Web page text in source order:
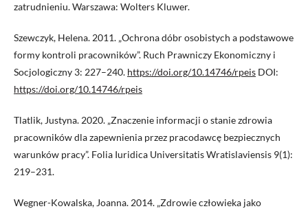
zatrudnieniu. Warszawa: Wolters Kluwer.
Szewczyk, Helena. 2011. „Ochrona dóbr osobistych a podstawowe
formy kontroli pracowników”. Ruch Prawniczy Ekonomiczny i
Socjologiczny 3: 227–240. https://doi.org/10.14746/rpeis DOI:
https://doi.org/10.14746/rpeis
Tlatlik, Justyna. 2020. „Znaczenie informacji o stanie zdrowia
pracowników dla zapewnienia przez pracodawcę bezpiecznych
warunków pracy”. Folia Iuridica Universitatis Wratislaviensis 9(1):
219–231.
Wegner-Kowalska, Joanna. 2014. „Zdrowie człowieka jako